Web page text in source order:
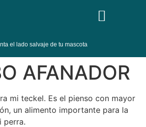
el lado salvaje de tu mascota
AFANADOR
mi teckel. Es el pienso con mayor
un alimento importante para la
perra.